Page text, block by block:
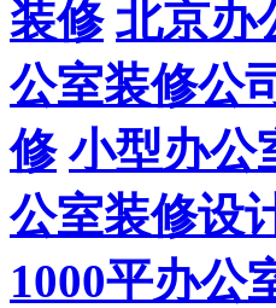
装修 北京办
公室装修公
修 小型办公
公室装修设
1000平办公